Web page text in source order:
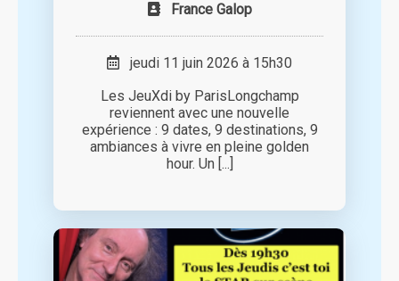
France Galop
jeudi 11 juin 2026 à 15h30
Les JeuXdi by ParisLongchamp
reviennent avec une nouvelle
expérience : 9 dates, 9 destinations, 9
ambiances à vivre en pleine golden
hour. Un [...]